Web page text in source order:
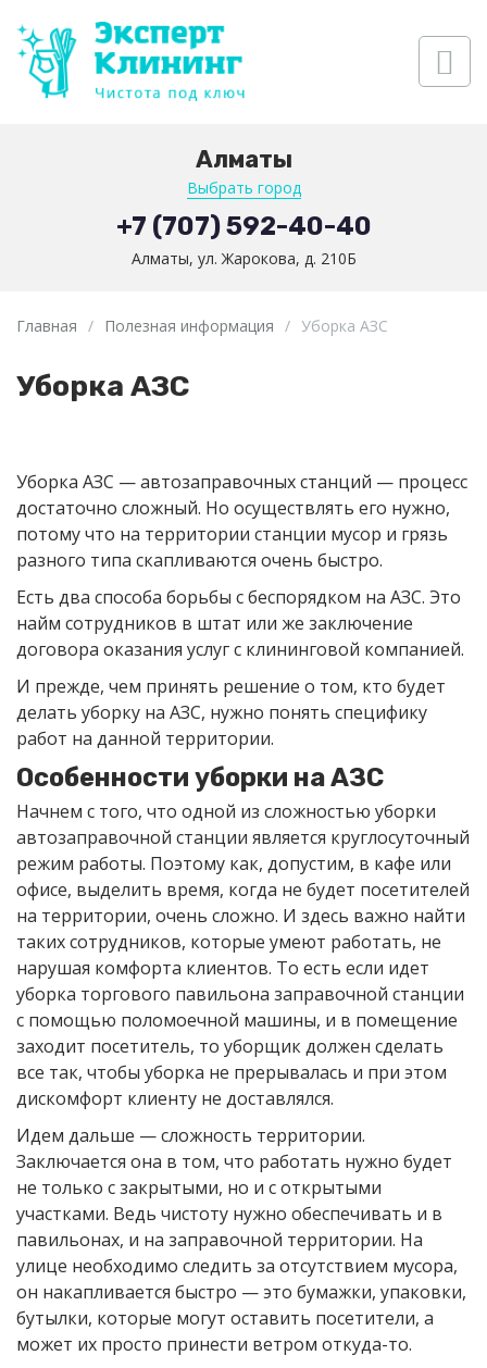
Алматы
Выбрать город
+7 (707) 592-40-40
Алматы, ул. Жарокова, д. 210Б
Главная / Полезная информация / Уборка АЗС
Уборка АЗС
Уборка АЗС — автозаправочных станций — процесс
достаточно сложный. Но осуществлять его нужно,
потому что на территории станции мусор и грязь
разного типа скапливаются очень быстро.
Есть два способа борьбы с беспорядком на АЗС. Это
найм сотрудников в штат или же заключение
договора оказания услуг с клининговой компанией.
И прежде, чем принять решение о том, кто будет
делать уборку на АЗС, нужно понять специфику
работ на данной территории.
Особенности уборки на АЗС
Начнем с того, что одной из сложностью уборки
автозаправочной станции является круглосуточный
режим работы. Поэтому как, допустим, в кафе или
офисе, выделить время, когда не будет посетителей
на территории, очень сложно. И здесь важно найти
таких сотрудников, которые умеют работать, не
нарушая комфорта клиентов. То есть если идет
уборка торгового павильона заправочной станции
с помощью поломоечной машины, и в помещение
заходит посетитель, то уборщик должен сделать
все так, чтобы уборка не прерывалась и при этом
дискомфорт клиенту не доставлялся.
Идем дальше — сложность территории.
Заключается она в том, что работать нужно будет
не только с закрытыми, но и с открытыми
участками. Ведь чистоту нужно обеспечивать и в
павильонах, и на заправочной территории. На
улице необходимо следить за отсутствием мусора,
он накапливается быстро — это бумажки, упаковки,
бутылки, которые могут оставить посетители, а
может их просто принести ветром откуда-то.